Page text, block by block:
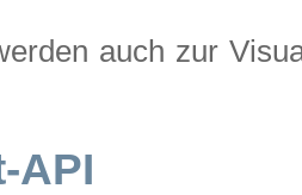
auch zur
API